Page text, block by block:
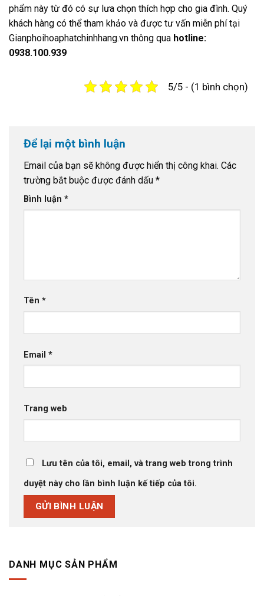
DANH MỤC SẢN PHẨM
phẩm này từ đó có sự lưa chọn thích hợp cho gia đình. Quý
khách hàng có thể tham khảo và được tư vấn miễn phí tại
Gianphoihoaphatchinhhang.vn thông qua hotline:
0938.100.939
5/5 - (1 bình chọn)
Để lại một bình luận
Email của bạn sẽ không được hiển thị công khai. Các
trường bắt buộc được đánh dấu *
Bình luận *
Tên *
Email *
Trang web
Lưu tên của tôi, email, và trang web trong trình
duyệt này cho lần bình luận kế tiếp của tôi.